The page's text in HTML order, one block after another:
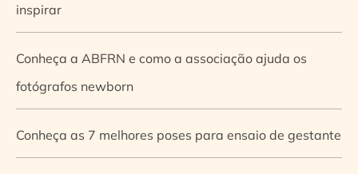
inspirar
Conheça a ABFRN e como a associação ajuda os
fotógrafos newborn
Conheça as 7 melhores poses para ensaio de gestante